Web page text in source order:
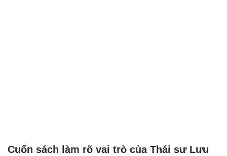
Cuốn sách làm rõ vai trò của Thái sư Lưu